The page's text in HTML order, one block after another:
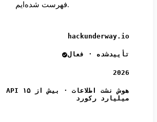
فهرست شده‌ایم.
hackunderway.io
تأییدشده · فعال
2026
API هوش نشت اطلاعات · بیش از ۱۵
میلیارد رکورد